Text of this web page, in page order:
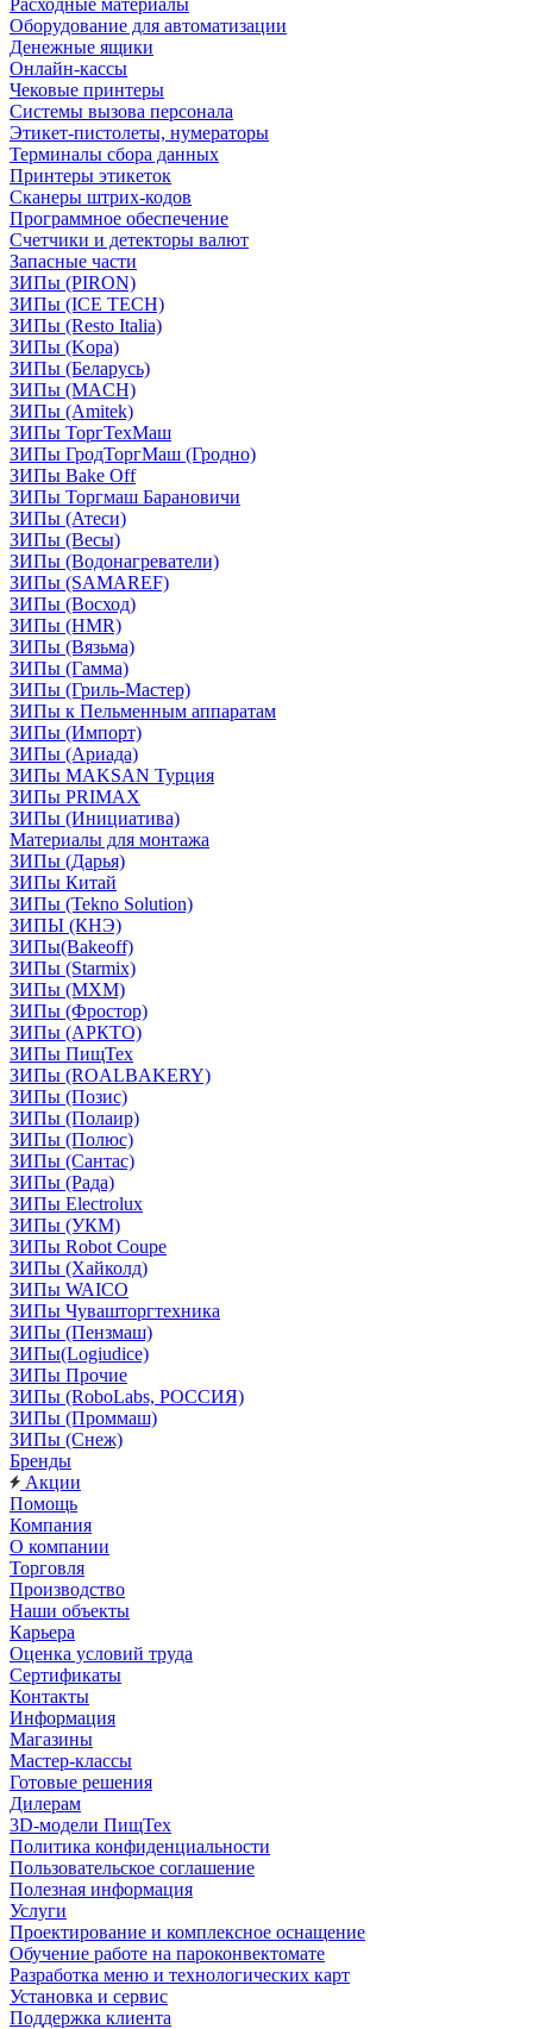
Расходные материалы
Оборудование для автоматизации
Денежные ящики
Онлайн-кассы
Чековые принтеры
Системы вызова персонала
Этикет-пистолеты, нумераторы
Терминалы сбора данных
Принтеры этикеток
Сканеры штрих-кодов
Программное обеспечение
Счетчики и детекторы валют
Запасные части
ЗИПы (PIRON)
ЗИПы (ICE TECH)
ЗИПы (Resto Italia)
ЗИПы (Kopa)
ЗИПы (Беларусь)
ЗИПы (MACH)
ЗИПы (Amitek)
ЗИПы ТоргТехМаш
ЗИПы ГродТоргМаш (Гродно)
ЗИПы Bake Off
ЗИПы Торгмаш Барановичи
ЗИПы (Атеси)
ЗИПы (Весы)
ЗИПы (Водонагреватели)
ЗИПы (SAMAREF)
ЗИПы (Восход)
ЗИПы (HMR)
ЗИПы (Вязьма)
ЗИПы (Гамма)
ЗИПы (Гриль-Мастер)
ЗИПы к Пельменным аппаратам
ЗИПы (Импорт)
ЗИПы (Ариада)
ЗИПы MAKSAN Турция
ЗИПы PRIMAX
ЗИПы (Инициатива)
Материалы для монтажа
ЗИПы (Дарья)
ЗИПы Китай
ЗИПы (Tekno Solution)
ЗИПЫ (КНЭ)
ЗИПы(Bakeoff)
ЗИПы (Starmix)
ЗИПы (МХМ)
ЗИПы (Фростор)
ЗИПы (АРКТО)
ЗИПы ПищТех
ЗИПы (ROALBAKERY)
ЗИПы (Позис)
ЗИПы (Полаир)
ЗИПы (Полюс)
ЗИПы (Сантас)
ЗИПы (Рада)
ЗИПы Electrolux
ЗИПы (УКМ)
ЗИПы Robot Coupe
ЗИПы (Хайколд)
ЗИПы WAICO
ЗИПы Чувашторгтехника
ЗИПы (Пензмаш)
ЗИПы(Logiudice)
ЗИПы Прочие
ЗИПы (RoboLabs, РОССИЯ)
ЗИПы (Проммаш)
ЗИПы (Снеж)
Бренды
Акции
Помощь
Компания
О компании
Торговля
Производство
Наши объекты
Карьера
Оценка условий труда
Сертификаты
Контакты
Информация
Магазины
Мастер-классы
Готовые решения
Дилерам
3D-модели ПищТех
Политика конфиденциальности
Пользовательское соглашение
Полезная информация
Услуги
Проектирование и комплексное оснащение
Обучение работе на пароконвектомате
Разработка меню и технологических карт
Установка и сервис
Поддержка клиента